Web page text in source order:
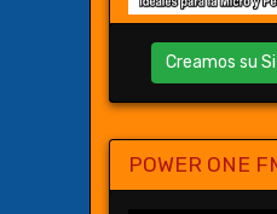
Creamos su
POWER ONE